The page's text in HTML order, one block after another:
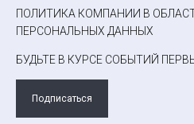
ПОЛИТИКА КОМПАНИИ В
ПЕРСОНАЛЬНЫХ ДАННЫХ
БУДЬТЕ В КУРСЕ СОБЫТИЙ
Подписаться